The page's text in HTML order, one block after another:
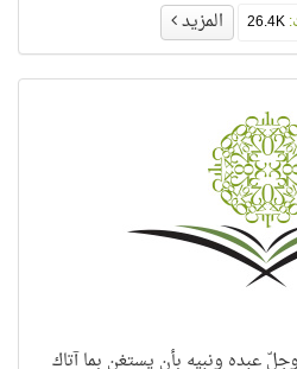
26.4K المزيد
عبده ونبيه بأن يستغن بما آتاك